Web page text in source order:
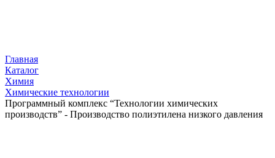
Главная
Каталог
Химия
Химические технологии
Программный комплекс “Технологии химических
производств” - Производство полиэтилена низкого давления